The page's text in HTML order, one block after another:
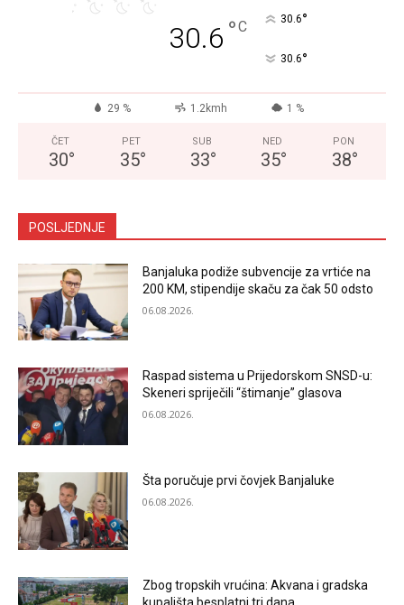
30.6 °C 30.6°
30.6°
29 % 1.2kmh 1 %
ČET
30°
PET
35°
SUB
33°
NED
35°
PON
38°
POSLJEDNJE
Banjaluka podiže subvencije za vrtiće na
200 KM, stipendije skaču za čak 50 odsto
06.08.2026.
Raspad sistema u Prijedorskom SNSD-u:
Skeneri spriječili “štimanje” glasova
06.08.2026.
Šta poručuje prvi čovjek Banjaluke
06.08.2026.
Zbog tropskih vrućina: Akvana i gradska
kupališta besplatni tri dana